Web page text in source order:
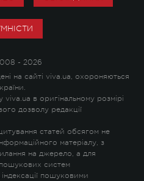
- 2026
на сайті viva.ua, охороняються
viva.ua в оригінальному розмірі
дозволу редакції
статей обсягом не
матеріалу, з
на джерело, а для
пошукових систем
пошуковими